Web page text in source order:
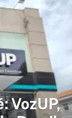
VozUP,